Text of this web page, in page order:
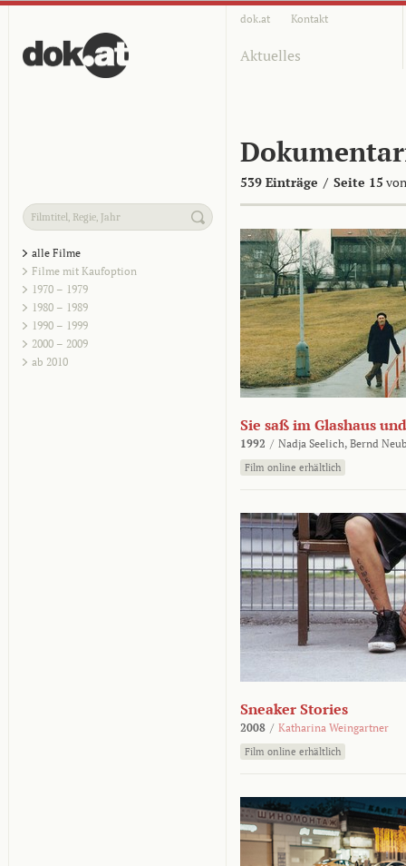
dok.at Kontakt
Aktuelles
539 Einträge / Seite 15
alle Filme
Filme mit Kaufoption
1970 – 1979
1980 – 1989
1990 – 1999
2000 – 2009
ab 2010
Sie saß im Glashaus
1992 / Nadja Seelich, Bernd
Film online erhältlich
Sneaker Stories
2008 / Katharina Weingartner
Film online erhältlich